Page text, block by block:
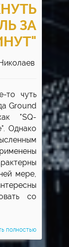
ЗА
то чуть
Ground
"SQ-
Однако
мере,
со
полностью